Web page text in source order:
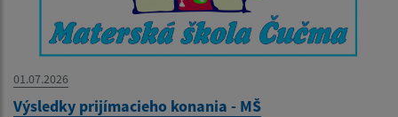
01.07.2026
Výsledky prijímacieho konania - MŠ